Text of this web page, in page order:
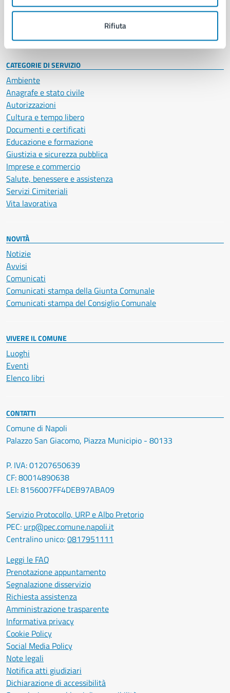
Rifiuta
Personale amministrativo
Intranet, posta aziendale e protocollo
CATEGORIE DI SERVIZIO
Ambiente
Anagrafe e stato civile
Autorizzazioni
Cultura e tempo libero
Documenti e certificati
Educazione e formazione
Giustizia e sicurezza pubblica
Imprese e commercio
Salute, benessere e assistenza
Servizi Cimiteriali
Vita lavorativa
NOVITÀ
Notizie
Avvisi
Comunicati
Comunicati stampa della Giunta Comunale
Comunicati stampa del Consiglio Comunale
VIVERE IL COMUNE
Luoghi
Eventi
Elenco libri
CONTATTI
Comune di Napoli
Palazzo San Giacomo, Piazza Municipio - 80133
P. IVA: 01207650639
CF: 80014890638
LEI: 8156007FF4DEB97ABA09
Servizio Protocollo, URP e Albo Pretorio
PEC: urp@pec.comune.napoli.it
Centralino unico:0817951111
Leggi le FAQ
Prenotazione appuntamento
Segnalazione disservizio
Richiesta assistenza
Amministrazione trasparente
Informativa privacy
Cookie Policy
Social Media Policy
Note legali
Notifica atti giudiziari
Dichiarazione di accessibilità